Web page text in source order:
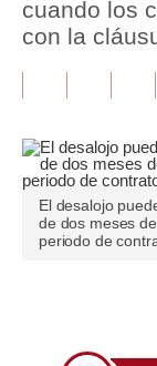
Inmobiliarias
Editorial
Pregunta de hoy
Blogs
cuando los
con la
El desalojo
de dos meses
periodo de